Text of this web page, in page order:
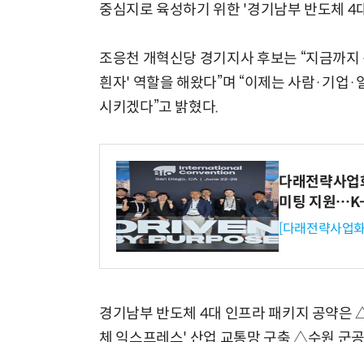
중심지로 육성하기 위한 '경기남부 반도체 4
조응천 개혁신당 경기지사 후보는 “지금까
흰자' 역할을 해왔다”며 “이제는 사람·기업
시키겠다”고 밝혔다.
다래전략사
미팅 지원
[다래전략사업
경기남부 반도체 4대 인프라 패키지 공약
체 익스프레스' 산업 교통망 구축 △수원 군